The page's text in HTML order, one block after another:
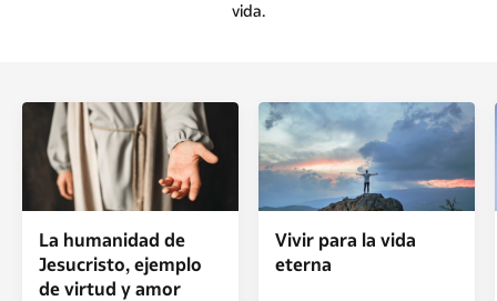
vida.
La humanidad de
Jesucristo, ejemplo
de virtud y amor
Vivir para la vida
eterna